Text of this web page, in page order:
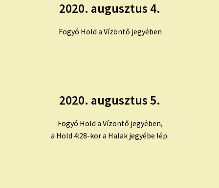
2020. augusztus 4.
Fogyó Hold a Vízöntő jegyében
2020. augusztus 5.
Fogyó Hold a Vízöntő jegyében,
a Hold 4:28-kor a Halak jegyébe lép.